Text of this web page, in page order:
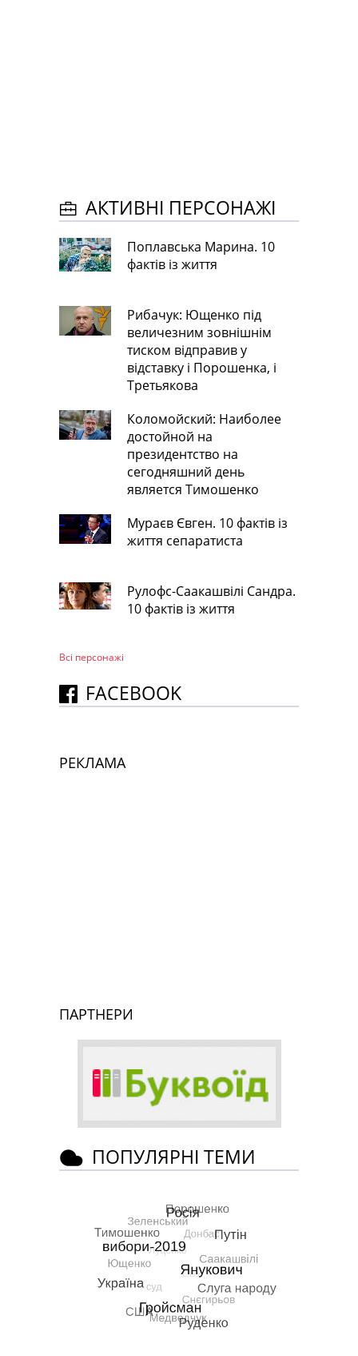
АКТИВНІ ПЕРСОНАЖІ
Поплавська Марина. 10
фактів із життя
Рибачук: Ющенко під
величезним зовнішнім
тиском відправив у
відставку і Порошенка, і
Третьякова
Коломойский: Наиболее
достойной на
президентство на
сегодняшний день
является Тимошенко
Мураєв Євген. 10 фактів із
життя сепаратиста
Рулофс-Саакашвілі Сандра.
10 фактів із життя
Всі персонажi
FACEBOOK
РЕКЛАМА
ПАРТНЕРИ
ПОПУЛЯРНІ ТЕМИ